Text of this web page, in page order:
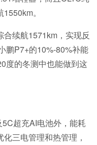
1550km。
合续航1571km，实现反
鹏P7+的10%-80%补能
度的冬测中也能做到这
5C超充AI电池外，能耗
三电管理和热管理，